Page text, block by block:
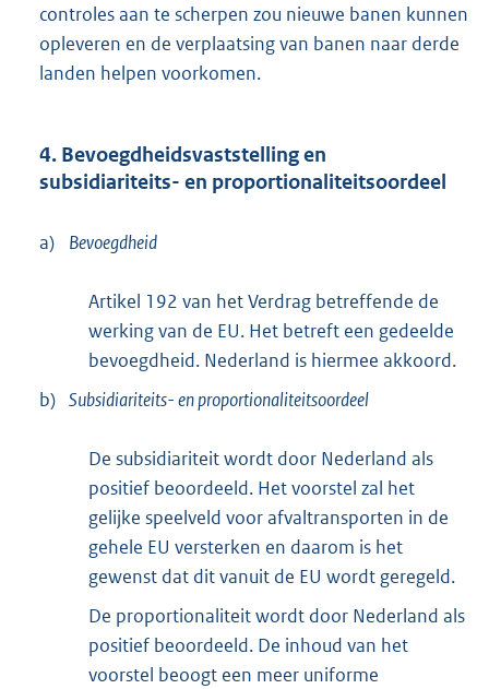
controles aan te scherpen zou nieuwe banen kunnen
opleveren en de verplaatsing van banen naar derde
landen helpen voorkomen.
4. Bevoegdheidsvaststelling en
subsidiariteits- en proportionaliteitsoordeel
a) Bevoegdheid
Artikel 192 van het Verdrag betreffende de
werking van de EU. Het betreft een gedeelde
bevoegdheid. Nederland is hiermee akkoord.
b) Subsidiariteits- en proportionaliteitsoordeel
De subsidiariteit wordt door Nederland als
positief beoordeeld. Het voorstel zal het
gelijke speelveld voor afvaltransporten in de
gehele EU versterken en daarom is het
gewenst dat dit vanuit de EU wordt geregeld.
De proportionaliteit wordt door Nederland als
positief beoordeeld. De inhoud van het
voorstel beoogt een meer uniforme